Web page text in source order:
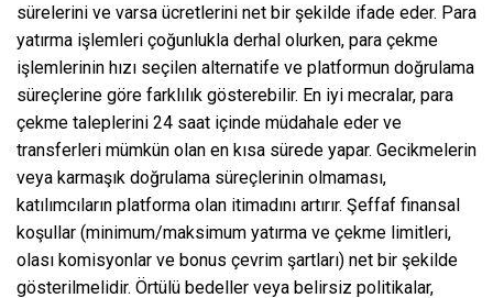
sürelerini ve varsa ücretlerini net bir şekilde ifade eder. Para
yatırma işlemleri çoğunlukla derhal olurken, para çekme
işlemlerinin hızı seçilen alternatife ve platformun doğrulama
süreçlerine göre farklılık gösterebilir. En iyi mecralar, para
çekme taleplerini 24 saat içinde müdahale eder ve
transferleri mümkün olan en kısa sürede yapar. Gecikmelerin
veya karmaşık doğrulama süreçlerinin olmaması,
katılımcıların platforma olan itimadını artırır. Şeffaf finansal
koşullar (minimum/maksimum yatırma ve çekme limitleri,
olası komisyonlar ve bonus çevrim şartları) net bir şekilde
gösterilmelidir. Örtülü bedeller veya belirsiz politikalar,